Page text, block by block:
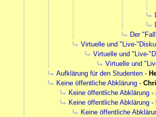
Der
Virtuelle und "Live-
Virtuelle und "Live-
Virtuelle und
Aufklärung für den Studenten -
Keine öffentliche Abklärung -
Keine öffentliche Abklärung -
Keine öffentliche Abklärung -
Keine öffentliche